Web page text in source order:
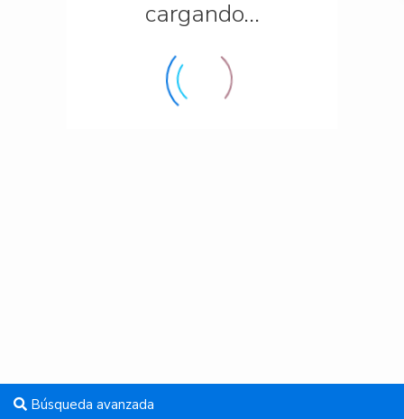
cargando...
Búsqueda avanzada